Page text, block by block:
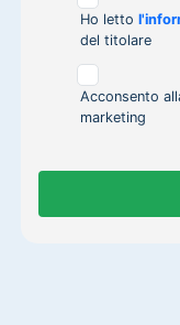
Ho letto
del titolare
Acconsento
marketing